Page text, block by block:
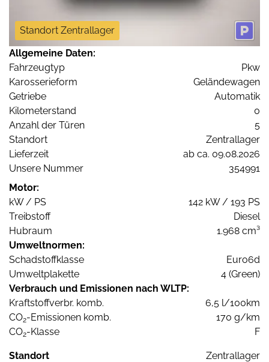
Standort Zentrallager
Allgemeine Daten:
Fahrzeugtyp
Pkw
Karosserieform
Geländewagen
Getriebe
Automatik
Kilometerstand
0
Anzahl der Türen
5
Standort
Zentrallager
Lieferzeit
ab ca. 09.08.2026
Unsere Nummer
354991
Motor:
kW / PS
142 kW / 193 PS
Treibstoff
Diesel
Hubraum
1.968 cm³
Umweltnormen:
Schadstoffklasse
Euro6d
Umweltplakette
4 (Green)
Verbrauch und Emissionen nach WLTP:
Kraftstoffverbr. komb.
6,5 l/100km
CO2-Emissionen komb.
170 g/km
CO2-Klasse F
Standort Zentrallager